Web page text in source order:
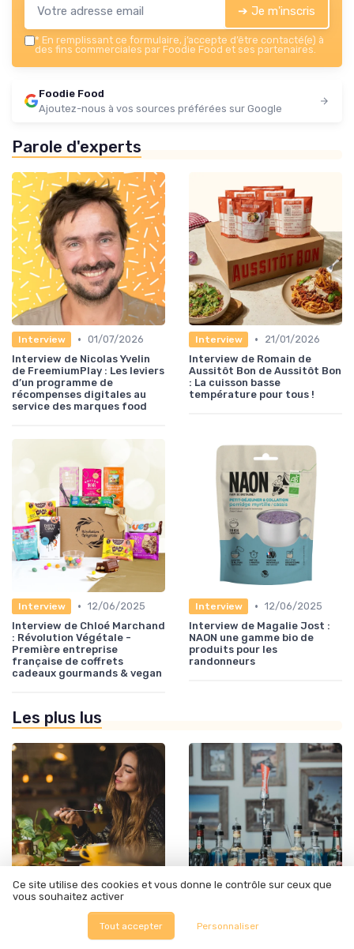
➔ Je m'inscris
* En remplissant ce formulaire, j’accepte d’être contacté(e) à
des fins commerciales par Foodie Food et ses partenaires.
Foodie Food
Ajoutez-nous à vos sources préférées sur Google
Parole d'experts
Interview • 01/07/2026
Interview de Nicolas Yvelin
de FreemiumPlay : Les leviers
d’un programme de
récompenses digitales au
service des marques food
Interview •
21/01/2026
Interview de Romain de
Aussitôt Bon de Aussitôt Bon
: La cuisson basse
température pour tous !
Interview • 12/06/2025
Interview de Chloé Marchand
: Révolution Végétale -
Première entreprise
française de coffrets
cadeaux gourmands & vegan
Interview • 12/06/2025
Interview de Magalie Jost :
NAON une gamme bio de
produits pour les
randonneurs
Les plus lus
05/01/2026
Alcool à 95 pour liqueur
france : tout ce que vous
Prix des alcools au pas de la
Ce site utilise des cookies et vous donne le contrôle sur ceux que
vous souhaitez activer
Tout accepter Personnaliser